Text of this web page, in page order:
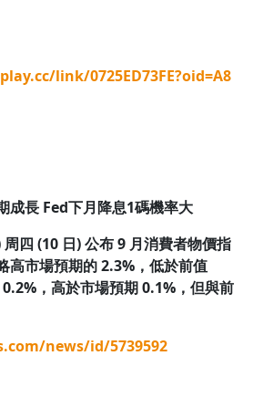
link/0725ED73FE?oid=A8
成長 Fed下月降息1碼機率大
四 (10 日) 公布 9 月消費者物價指
高市場預期的 2.3%，低於前值
，高於市場預期 0.1%，但與前
news/id/5739592
0.75x